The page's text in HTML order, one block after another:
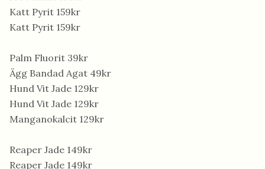
Katt Pyrit 159kr
Katt Pyrit 159kr
Palm Fluorit 39kr
Ägg Bandad Agat 49kr
Hund Vit Jade 129kr
Hund Vit Jade 129kr
Manganokalcit 129kr
Reaper Jade 149kr
Reaper Jade 149kr